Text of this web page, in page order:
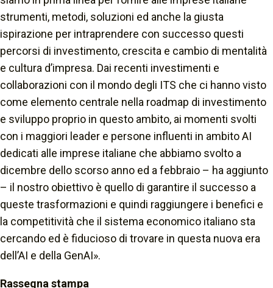
strumenti, metodi, soluzioni ed anche la giusta
ispirazione per intraprendere con successo questi
percorsi di investimento, crescita e cambio di mentalità
e cultura d’impresa. Dai recenti investimenti e
collaborazioni con il mondo degli ITS che ci hanno visto
come elemento centrale nella roadmap di investimento
e sviluppo proprio in questo ambito, ai momenti svolti
con i maggiori leader e persone influenti in ambito AI
dedicati alle imprese italiane che abbiamo svolto a
dicembre dello scorso anno ed a febbraio – ha aggiunto
– il nostro obiettivo è quello di garantire il successo a
queste trasformazioni e quindi raggiungere i benefici e
la competitività che il sistema economico italiano sta
cercando ed è fiducioso di trovare in questa nuova era
dell’AI e della GenAI».
Rassegna stampa